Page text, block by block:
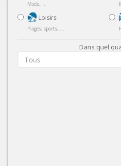
Mode, ...
Loisirs
Plages, sports, ...
Dans quel
Tous